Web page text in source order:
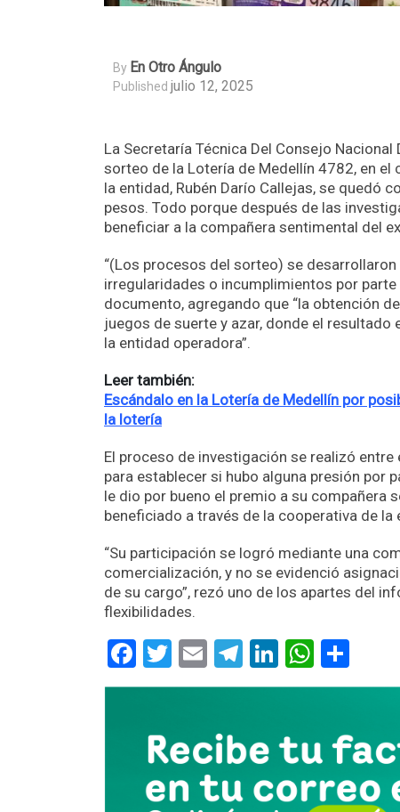
By En Otro Ángulo
Published julio 12, 2025
La Secretaría Técnica Del Consejo
sorteo de la Lotería de Medellín 4782, en
la entidad, Rubén Darío Callejas, se quedó
pesos. Todo porque después de las
beneficiar a la compañera sentimental del
“(Los procesos del sorteo) se
irregularidades o incumplimientos por
documento, agregando que “la obtención
juegos de suerte y azar, donde el
la entidad operadora”.
Leer también:
Escándalo en la Lotería de Medellín por
la lotería
El proceso de investigación se realizó
para establecer si hubo alguna presión por
le dio por bueno el premio a su compañera
beneficiado a través de la cooperativa de la
“Su participación se logró mediante una
comercialización, y no se evidenció
de su cargo”, rezó uno de los apartes del
flexibilidades.
Facebook
Twitter
EmailTelegram
LinkedIn